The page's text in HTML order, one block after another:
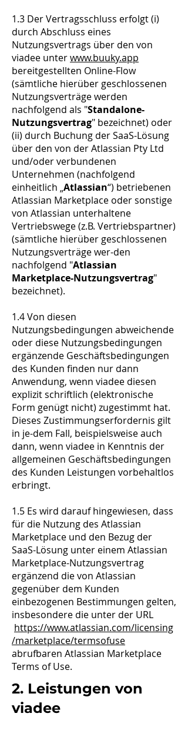
1.3 Der Vertragsschluss erfolgt (i)
durch Abschluss eines
Nutzungsvertrags über den von
viadee unterwww.buuky.app
bereitgestellten Online-Flow
(sämtliche hierüber geschlossenen
Nutzungsverträge werden
nachfolgend als "Standalone-
Nutzungsvertrag" bezeichnet) oder
(ii) durch Buchung der SaaS-Lösung
über den von der Atlassian Pty Ltd
und/oder verbundenen
Unternehmen (nachfolgend
einheitlich „Atlassian“) betriebenen
Atlassian Marketplace oder sonstige
von Atlassian unterhaltene
Vertriebswege (z.B. Vertriebspartner)
(sämtliche hierüber geschlossenen
Nutzungsverträge wer-den
nachfolgend "Atlassian
Marketplace-Nutzungsvertrag"
bezeichnet).
1.4 Von diesen
Nutzungsbedingungen abweichende
oder diese Nutzungsbedingungen
ergänzende Geschäftsbedingungen
des Kunden finden nur dann
Anwendung, wenn viadee diesen
explizit schriftlich (elektronische
Form genügt nicht) zugestimmt hat.
Dieses Zustimmungserfordernis gilt
in je-dem Fall, beispielsweise auch
dann, wenn viadee in Kenntnis der
allgemeinen Geschäftsbedingungen
des Kunden Leistungen vorbehaltlos
erbringt.
1.5 Es wird darauf hingewiesen, dass
für die Nutzung des Atlassian
Marketplace und den Bezug der
SaaS-Lösung unter einem Atlassian
Marketplace-Nutzungsvertrag
ergänzend die von Atlassian
gegenüber dem Kunden
einbezogenen Bestimmungen gelten,
insbesondere die unter der URL
https://www.atlassian.com/licensing
/marketplace/termsofuse
abrufbaren Atlassian Marketplace
Terms of Use.
2. Leistungen von
viadee